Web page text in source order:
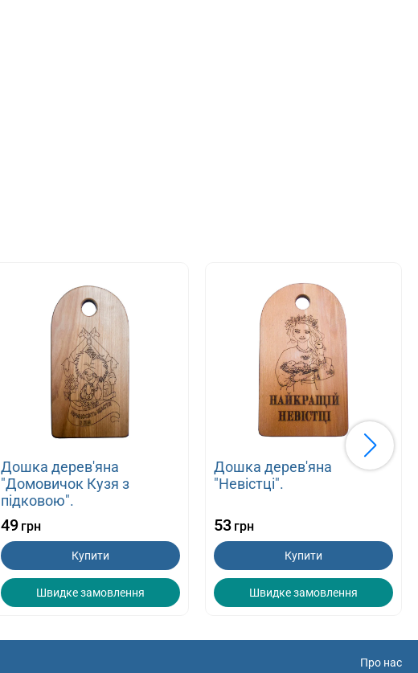
Дошка дерев'яна
"Домовичок Кузя з
підковою".
49 грн
Купити
Швидке замовлення
Дошка дерев'яна
"Невістці".
53 грн
Купити
Швидке замовлення
Про нас